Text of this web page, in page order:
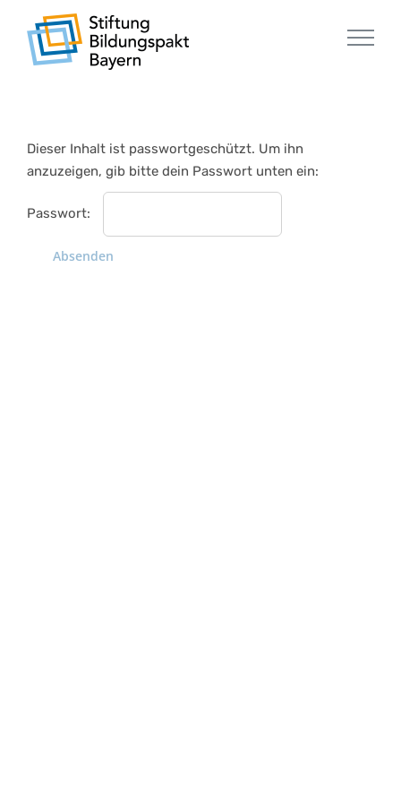
Inhalt
springen
Dieser Inhalt ist passwortgeschützt. Um ihn
anzuzeigen, gib bitte dein Passwort unten ein:
Passwort: